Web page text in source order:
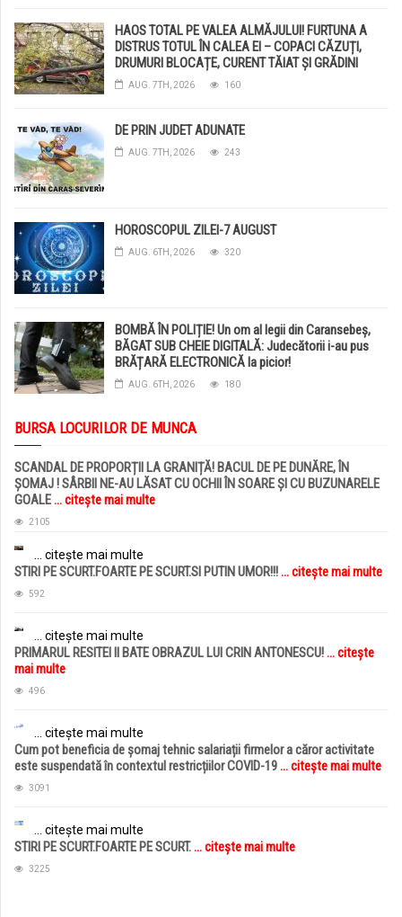
HAOS TOTAL PE VALEA ALMĂJULUI! FURTUNA A
DISTRUS TOTUL ÎN CALEA EI – COPACI CĂZUȚI,
DRUMURI BLOCAȚE, CURENT TĂIAT ȘI GRĂDINI
DISTRUSE DE GRINDINĂ!
AUG. 7TH, 2026 160
DE PRIN JUDET ADUNATE
AUG. 7TH, 2026 243
HOROSCOPUL ZILEI-7 AUGUST
AUG. 6TH, 2026 320
BOMBĂ ÎN POLIȚIE! Un om al legii din Caransebeș,
BĂGAT SUB CHEIE DIGITALĂ: Judecătorii i-au pus
BRĂȚARĂ ELECTRONICĂ la picior!
AUG. 6TH, 2026 180
BURSA LOCURILOR DE MUNCA
SCANDAL DE PROPORȚII LA GRANIȚĂ! BACUL DE PE DUNĂRE, ÎN
ȘOMAJ ! SÂRBII NE-AU LĂSAT CU OCHII ÎN SOARE ȘI CU BUZUNARELE
GOALE... citește mai multe
2105
... citește mai multe
STIRI PE SCURT.FOARTE PE SCURT.SI PUTIN UMOR!!!... citește mai multe
592
... citește mai multe
PRIMARUL RESITEI II BATE OBRAZUL LUI CRIN ANTONESCU!... citește
mai multe
496
... citește mai multe
Cum pot beneficia de șomaj tehnic salariații firmelor a căror activitate
este suspendată în contextul restricțiilor COVID-19... citește mai multe
3091
... citește mai multe
STIRI PE SCURT.FOARTE PE SCURT.... citește mai multe
3225